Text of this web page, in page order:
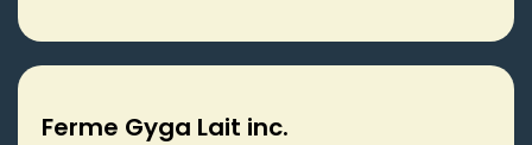
Ferme Gyga Lait inc.